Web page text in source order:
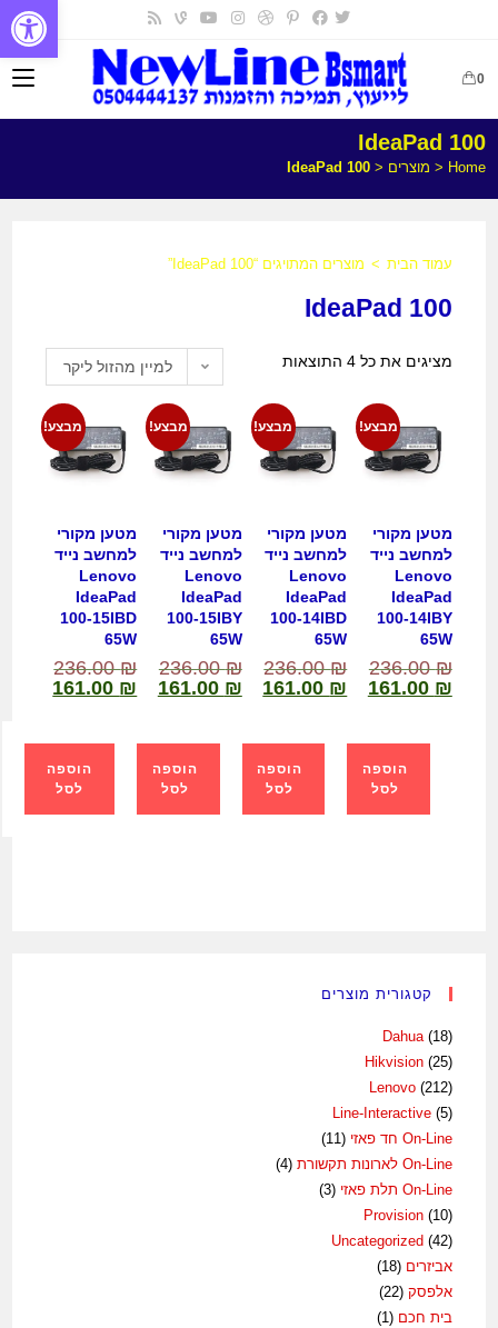
0
IdeaPad 100
Home
< מוצרים <
IdeaPad 100
עמוד הבית > מוצרים המתויגים “IdeaPad 100”
IdeaPad 100
מציגים את כל ⁦4⁩ התוצאות למיין מהזול ליקר
מבצע!
מטען מקורי
למחשב נייד
Lenovo
IdeaPad
100-14IBY
65W
236.00₪
161.00 ₪
הוספה
לסל
מבצע!
מטען מקורי
למחשב נייד
Lenovo
IdeaPad
100-14IBD
65W
236.00₪
161.00 ₪
הוספה
לסל
מבצע!
מטען מקורי
למחשב נייד
Lenovo
IdeaPad
100-15IBY
65W
236.00₪
161.00 ₪
הוספה
לסל
מבצע!
מטען מקורי
למחשב נייד
Lenovo
IdeaPad
100-15IBD
65W
236.00₪
161.00 ₪
הוספה
לסל
קטגורית מוצרים
Dahua (18)
Hikvision (25)
Lenovo (212)
Line-Interactive (5)
On-Line חד פאזי
(11)
On-Line לארונות תקשורת
(4)
On-Line תלת פאזי
(3)
Provision (10)
Uncategorized (42)
אביזרים (18)
אלפסק (22)
בית חכם (1)